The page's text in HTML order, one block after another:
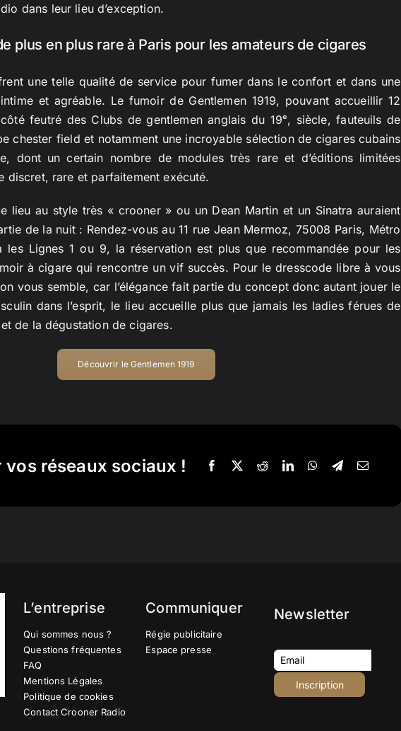
dans leur lieu d’exception.
plus en plus rare à Paris pour les amateurs de cigares
une telle qualité de service pour fumer dans le confort et dans une
et agréable. Le fumoir de Gentlemen 1919, pouvant accueillir 12
feutré des Clubs de gentlemen anglais du 19ᵉ, siècle, fauteuils de
chester field et notamment une incroyable sélection de cigares cubains
dont un certain nombre de modules très rare et d’éditions limitées
discret, rare et parfaitement exécuté.
lieu au style très « crooner » ou un Dean Martin et un Sinatra auraient
de la nuit : Rendez-vous au11 rue Jean Mermoz, 75008 Paris, Métro
les Lignes 1 ou 9, la réservation est plus que recommandée pour les
à cigare qui rencontre un vif succès. Pour le dresscode libre à vous
vous semble, car l’élégance fait partie du concept donc autant jouer le
dans l’esprit, le lieu accueille plus que jamais les ladies férues de
de la dégustation de cigares.
Découvrir le Gentlemen 1919
vos réseaux sociaux !
L’entreprise
Qui sommes nous ?
Questions fréquentes
FAQ
Mentions Légales
Politique de cookies
Contact Crooner Radio
Communiquer
Régie publicitaire
Espace presse
Newsletter